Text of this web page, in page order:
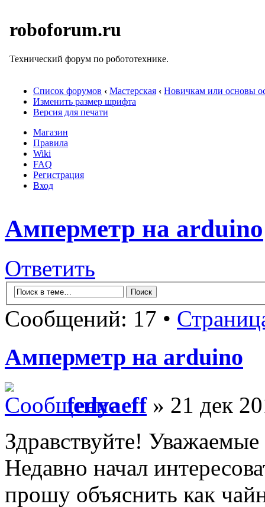
roboforum.ru
Технический форум по робототехнике.
Список форумов ‹ Мастерская ‹ Новичкам или основы
Изменить размер шрифта
Версия для печати
Магазин
Правила
Wiki
FAQ
Регистрация
Вход
Амперметр на arduino
Ответить
Сообщений: 17 •
Амперметр на arduino
fedyaeff» 21 дек
Здравствуйте!
Недавно начал
прошу объяснить как